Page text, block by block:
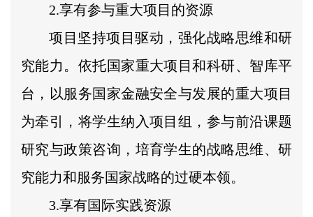
2.享有参与重大项目的资源
项目坚持项目驱动，强化战略思维和研
究能力。依托国家重大项目和科研、智库平
台，以服务国家金融安全与发展的重大项目
为牵引，将学生纳入项目组，参与前沿课题
研究与政策咨询，培育学生的战略思维、研
究能力和服务国家战略的过硬本领。
3.享有国际实践资源